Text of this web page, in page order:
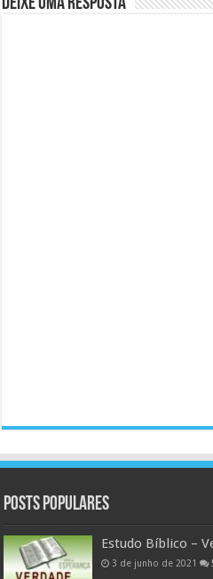
Deixe uma resposta
Posts populares
Estudo Bíblico –
3 de junho de 2021